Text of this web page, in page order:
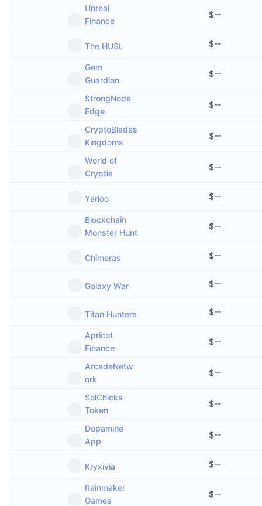
ปฏิทินกิจกรรม
Unreal
Finance
$--
The HUSL $--
Gem
Guardian
$--
StrongNode
Edge
$--
CryptoBlades
Kingdoms
$--
World of
Cryptia
$--
Yarloo $--
Blockchain
Monster Hunt
$--
Chimeras $--
Galaxy War $--
Titan Hunters $--
Apricot
Finance
$--
ArcadeNetw
ork
$--
SolChicks
Token
$--
Dopamine
App
$--
Kryxivia $--
Rainmaker
Games
$--